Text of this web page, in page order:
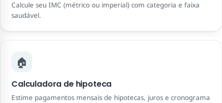
Calcule seu IMC (métrico ou imperial) com categoria e faixa
saudável.
🏠
Calculadora de hipoteca
Estime pagamentos mensais de hipotecas, juros e cronograma